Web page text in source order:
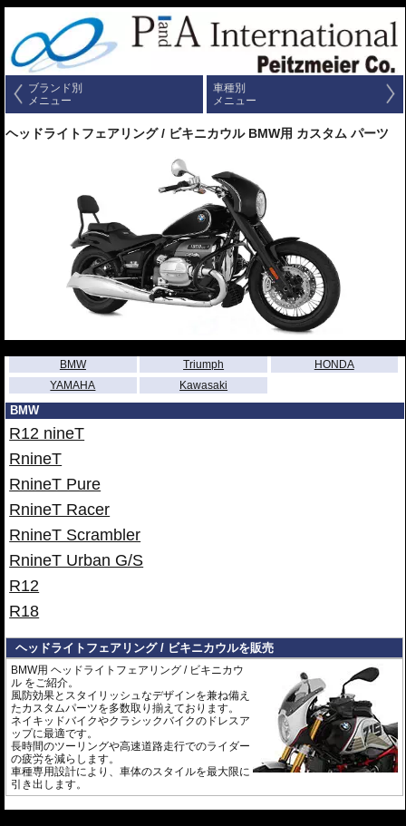
ブランド別
メニュー
車種別
メニュー
ヘッドライトフェアリング / ビキニカウル BMW用 カスタム パーツ
BMW
Triumph
HONDA
YAMAHA
Kawasaki
BMW
R12 nineT
RnineT
RnineT Pure
RnineT Racer
RnineT Scrambler
RnineT Urban G/S
R12
R18
ヘッドライトフェアリング / ビキニカウルを販売
BMW用 ヘッドライトフェアリング / ビキニカウ
ル をご紹介。
風防効果とスタイリッシュなデザインを兼ね備え
たカスタムパーツを多数取り揃えております。
ネイキッドバイクやクラシックバイクのドレスア
ップに最適です。
長時間のツーリングや高速道路走行でのライダー
の疲労を減らします。
車種専用設計により、車体のスタイルを最大限に
引き出します。